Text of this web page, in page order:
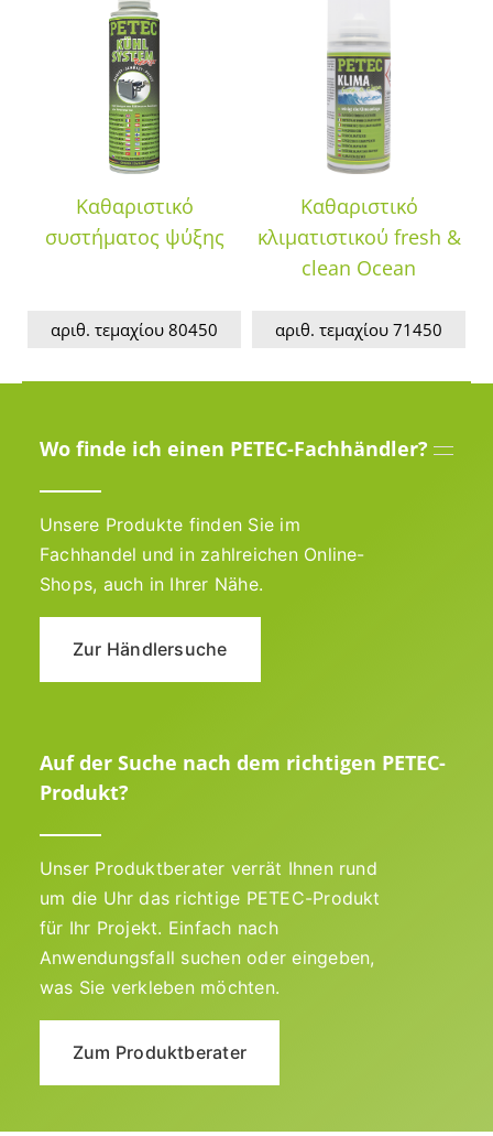
Καθαριστικό
συστήματος ψύξης
αριθ. τεμαχίου 80450
Καθαριστικό
κλιματιστικού fresh &
clean Ocean
αριθ. τεμαχίου 71450
Wo finde ich einen PETEC-Fachhändler?
Unsere Produkte finden Sie im
Fachhandel und in zahlreichen Online-
Shops, auch in Ihrer Nähe.
Zur Händlersuche
Auf der Suche nach dem richtigen PETEC-
Produkt?
Unser Produktberater verrät Ihnen rund
um die Uhr das richtige PETEC-Produkt
für Ihr Projekt. Einfach nach
Anwendungsfall suchen oder eingeben,
was Sie verkleben möchten.
Zum Produktberater